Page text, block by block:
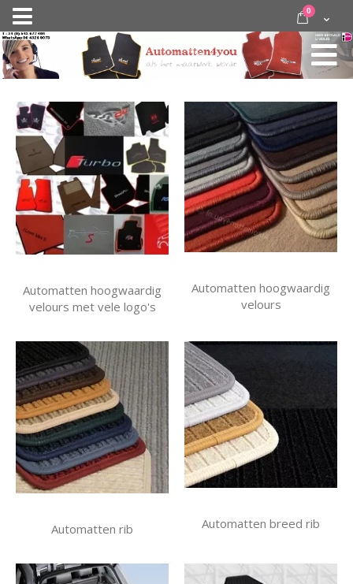
Nav
activeren
door
inhoud
Cart
0 items
Automatten hoogwaardig
velours met vele logo's
Automatten hoogwaardig
velours
Automatten rib Automatten breed rib